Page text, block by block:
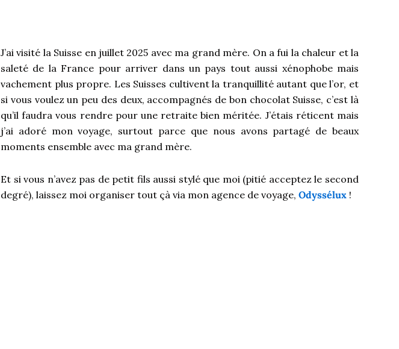
J’ai visité la Suisse en juillet 2025 avec ma grand mère. On a fui la chaleur et la
saleté de la France pour arriver dans un pays tout aussi xénophobe mais
vachement plus propre. Les Suisses cultivent la tranquillité autant que l’or, et
si vous voulez un peu des deux, accompagnés de bon chocolat Suisse, c’est là
qu’il faudra vous rendre pour une retraite bien méritée. J’étais réticent mais
j’ai adoré mon voyage, surtout parce que nous avons partagé de beaux
moments ensemble avec ma grand mère.
Et si vous n’avez pas de petit fils aussi stylé que moi (pitié acceptez le second
degré), laissez moi organiser tout çà via mon agence de voyage, Odyssélux !